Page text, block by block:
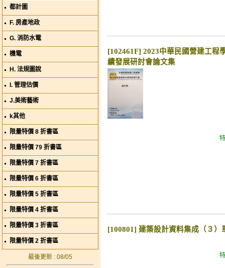
都計圖
F. 房產地政
G. 消防水電
機電
H. 法規圖說
I. 管理估價
J.美術藝術
k其他
限量特價 8 折書區
限量特價 79 折書區
限量特價 7 折書區
限量特價 6 折書區
限量特價 5 折書區
限量特價 4 折書區
限量特價 3 折書區
限量特價 2 折書區
最後更新 : 08/05
[102461F] 2023中華民國營建工程
續發展研討會論文集
[100801] 建築設計資料集成（３）